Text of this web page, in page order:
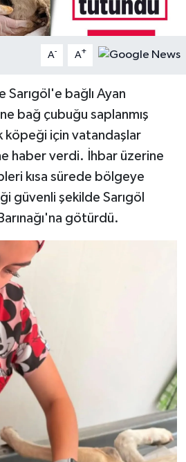
A- A+
bağlı Ayan
bağ çubuğu saplanmış
köpeği için vatandaşlar
haber verdi. İhbar üzerine
kısa sürede bölgeye
güvenli şekilde Sarıgöl
götürdü.